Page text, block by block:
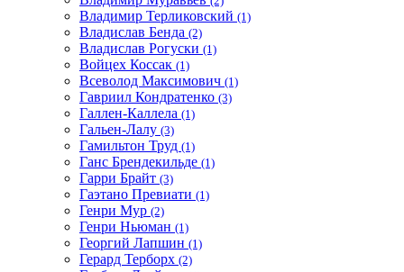
Владимир Терликовский (1)
Владислав Бенда (2)
Владислав Рогуски (1)
Войцех Коссак (1)
Всеволод Максимович (1)
Гавриил Кондратенко (3)
Галлен-Каллела (1)
Гальен-Лалу (3)
Гамильтон Труд (1)
Ганс Брендекильде (1)
Гарри Брайт (3)
Гаэтано Превиати (1)
Генри Мур (2)
Генри Ньюман (1)
Георгий Лапшин (1)
Герард Терборх (2)